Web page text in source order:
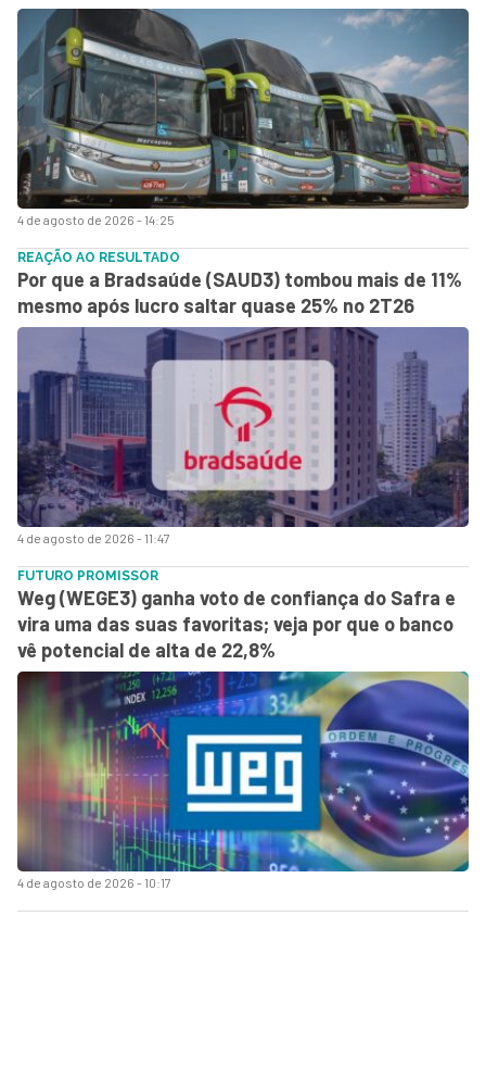
4 de agosto de 2026 - 14:25
4 de agosto de 2026 - 11:47
REAÇÃO AO RESULTADO
Por que a Bradsaúde (SAUD3) tombou mais de 11%
mesmo após lucro saltar quase 25% no 2T26
4 de agosto de 2026 - 10:17
FUTURO PROMISSOR
Weg (WEGE3) ganha voto de confiança do Safra e
vira uma das suas favoritas; veja por que o banco
vê potencial de alta de 22,8%